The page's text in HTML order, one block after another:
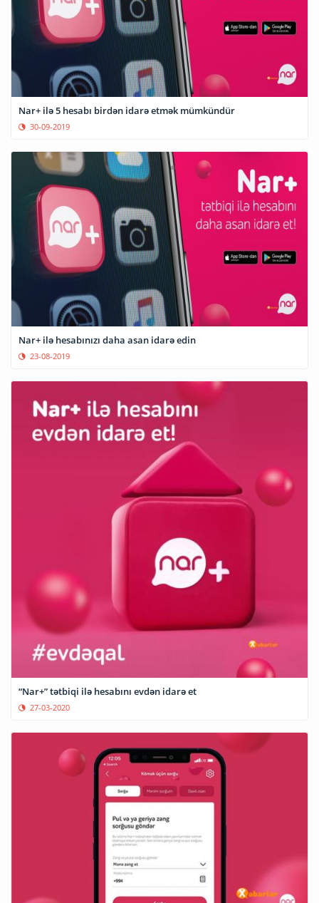
Nar+ ilə 5 hesabı birdən idarə etmək mümkündür
30-09-2019
Nar+ ilə hesabınızı daha asan idarə edin
23-08-2019
“Nar+” tətbiqi ilə hesabını evdən idarə et
27-03-2020